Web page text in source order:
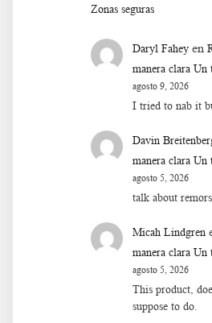
Zonas seguras
Daryl Fahey en
manera clara Un
agosto 9, 2026
I tried to nab it
Davin
manera clara Un
agosto 5, 2026
talk about
Micah Lindgren
manera clara Un
agosto 5, 2026
This product,
suppose to do.